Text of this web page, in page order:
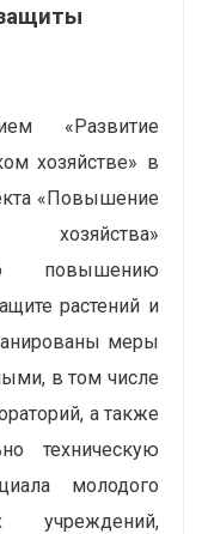
«Развитие
хозяйстве» в
«Повышение
хозяйства»
повышению
растений и
меры
в том числе
а также
техническую
молодого
учреждений,